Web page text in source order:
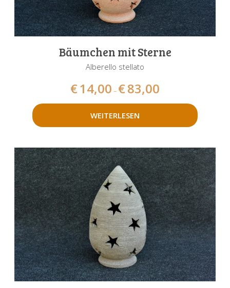
Bäumchen mit Sterne
Alberello stellato
€14,00 – €83,00
WEITERLESEN